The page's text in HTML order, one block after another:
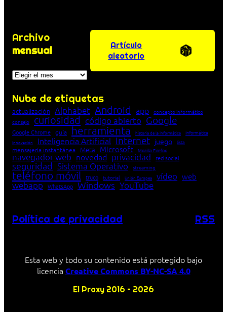
Archivo
mensual
Archivos
Artículo
aleatorio
Nube de etiquetas
actualización Alphabet Android app concepto informático
consejo
curiosidad código abierto Google
Google Chrome guía herramienta historia de la Informática Informática
innovación Inteligencia Artificial Internet juego lista
mensajería instantánea Meta Microsoft Mozilla Firefox
navegador web novedad privacidad red social
seguridad Sistema Operativo streaming
teléfono móvil truco tutorial Unión Europea vídeo web
webapp WhatsApp Windows YouTube
Política de privacidad RSS
Esta web y todo su contenido está protegido bajo
licencia Creative Commons BY-NC-SA 4.0
El Proxy 2016 – 2026